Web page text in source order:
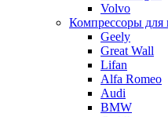
Volvo
Компрессоры для
Geely
Great Wall
Lifan
Alfa Romeo
Audi
BMW